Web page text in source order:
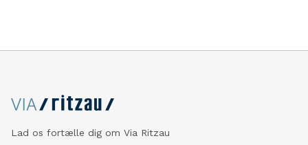
Lad os fortælle dig om Via Ritzau